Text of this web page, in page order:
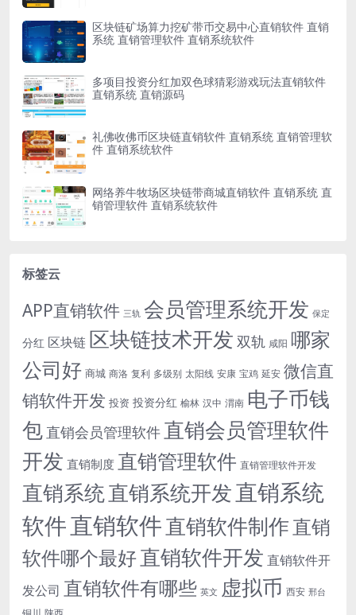
区块链矿场算力挖矿带币交易中心直销软件 直销
系统 直销管理软件 直销系统软件
多项目投资分红加双色球猜彩游戏玩法直销软件
直销系统 直销源码
礼佛收佛币区块链直销软件 直销系统 直销管理软
件 直销系统软件
网络养牛牧场区块链带商城直销软件 直销系统 直
销管理软件 直销系统软件
标签云
APP直销软件 三轨 会员管理系统开发 保定
分红 区块链 区块链技术开发 双轨 咸阳 哪家
公司好 商城 商洛 复利 多级别 太阳线 安康 宝鸡 延安 微信直
销软件开发 投资 投资分红 榆林 汉中 渭南 电子币钱
包 直销会员管理软件 直销会员管理软件
开发 直销制度 直销管理软件 直销管理软件开发
直销系统直销系统开发直销系统
软件直销软件直销软件制作直销
软件哪个最好直销软件开发 直销软件开
发公司 直销软件有哪些 英文 虚拟币 西安 邢台